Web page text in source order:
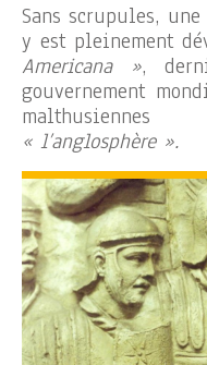
Sans scrupules,
y est pleinement
Americana »,
gouvernement
« l’anglosphère ».